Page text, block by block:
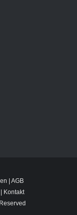
AGB
Kontakt